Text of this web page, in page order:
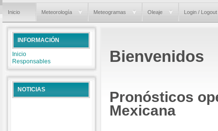
Inicio Meteorología Meteogramas Oleaje Login / Logout
INFORMACIÓN
Inicio
Responsables
NOTICIAS
Bienvenidos
Pronósticos
Mexicana